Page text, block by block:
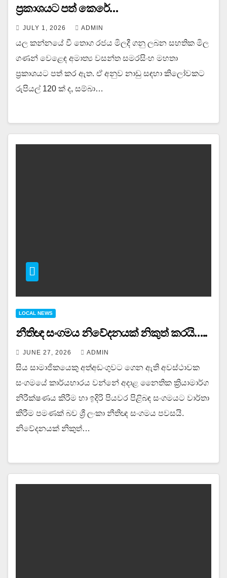
ප්‍රකාශයට පත් කෙරේ…
JULY 1, 2026 ADMIN
යල කන්නයේ වී තොග රජය මිලදී ගනු ලබන සහතික මිල
ගණන් වෙළෙඳ අමාත්‍ය වසන්ත සමරසිංහ මහතා
ප්‍රකාශයට පත් කර ඇත. ඒ අනුව නාඩු සඳහා කිලෝවකට
රුපියල් 120 ක් ද, සම්බා…
LOCAL NEWS
නීතිඥ සංගමය නිවේදනයක් නිකුත් කරයි…..
JUNE 27, 2026 ADMIN
සිය සාමාජිකයෙකු අත්අඩංගුවට ගෙන ඇති අවස්ථාවක
සංගමයේ කාර්යභාරය වන්නේ අදාළ නෛතික ක්‍රියාමාර්ග
නිරීක්ෂණය කිරීම හා ඉදිරි පියවර පිළිබඳ සංගමයට වාර්තා
කිරීම පමණක් බව ශ්‍රී ලංකා නීතිඥ සංගමය පවසයි.
නිවේදනයක් නිකුත්…